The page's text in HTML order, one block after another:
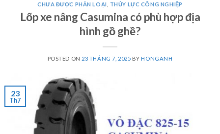
CHƯA ĐƯỢC PHÂN LOẠI THỦY LỰC CÔNG NGHIỆP
Lốp xe nâng Casumina có phù hợp địa
hình gồ ghề?
POSTED ON 23 THÁNG 7, 2025 BYHONGANH
23
Th7